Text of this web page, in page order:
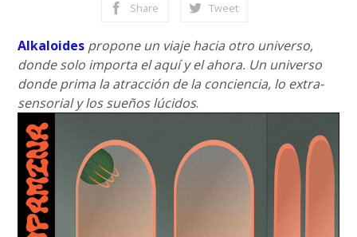
Share Tweet
Alkaloides propone un viaje hacia otro universo,
donde solo importa el aquí y el ahora. Un universo
donde prima la atracción de la conciencia, lo extra-
sensorial y los sueños lúcidos.